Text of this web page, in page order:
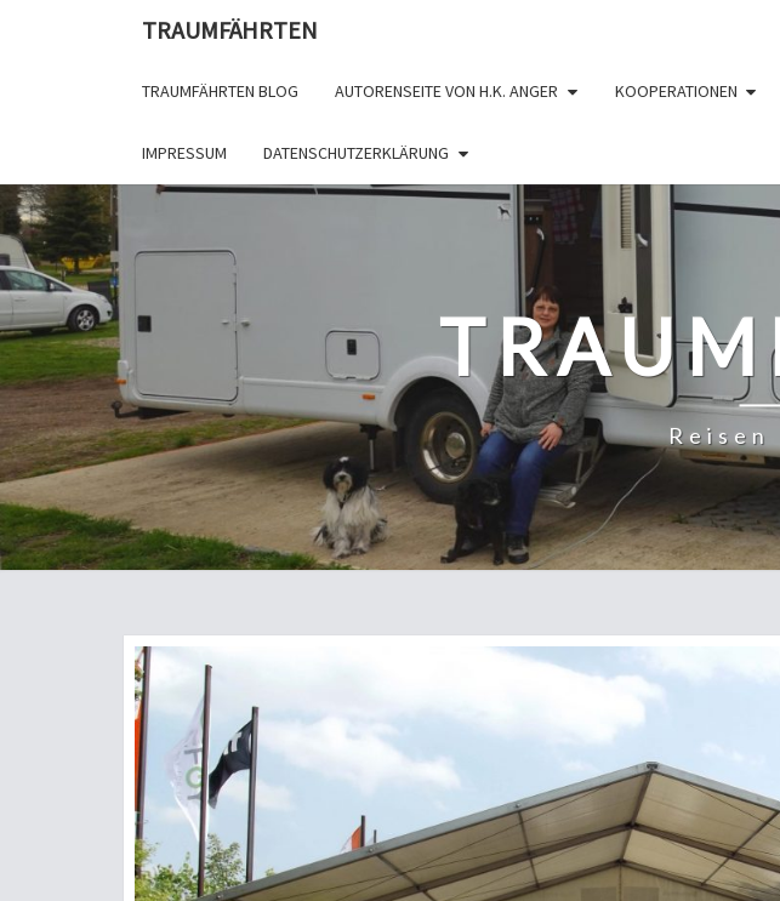
TRAUMFÄHRTEN
TRAUMFÄHRTEN BLOG AUTORENSEITE VON H.K. ANGER KOOPERATIONEN
IMPRESSUM DATENSCHUTZERKLÄRUNG
Reisen